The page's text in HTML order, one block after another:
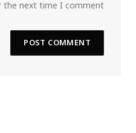
next time I comment.